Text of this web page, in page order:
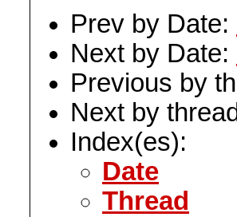
Prev by Date:
Next by Date:
Previous by
Next by
Index(es):
Date
Thread